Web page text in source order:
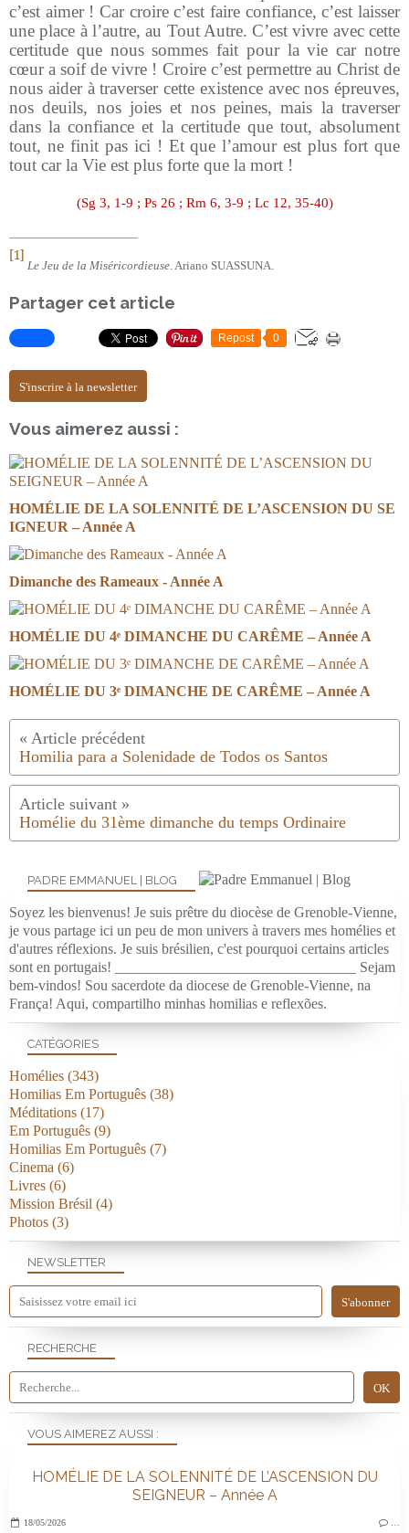
c’est aimer ! Car croire c’est faire confiance, c’est laisser
une place à l’autre, au Tout Autre. C’est vivre avec cette
certitude que nous sommes fait pour la vie car notre
cœur a soif de vivre ! Croire c’est permettre au Christ de
nous aider à traverser cette existence avec nos épreuves,
nos deuils, nos joies et nos peines, mais la traverser
dans la confiance et la certitude que tout, absolument
tout, ne finit pas ici ! Et que l’amour est plus fort que
tout car la Vie est plus forte que la mort !
(Sg 3, 1-9 ; Ps 26 ; Rm 6, 3-9 ; Lc 12, 35-40)
[1]
Le Jeu de la Miséricordieuse. Ariano SUASSUNA.
Partager cet article
Repost 0
S'inscrire à la newsletter
Vous aimerez aussi :
HOMÉLIE DE LA SOLENNITÉ DE L’ASCENSION DU SE
IGNEUR – Année A
Dimanche des Rameaux - Année A
HOMÉLIE DU 4ᵉ DIMANCHE DU CARÊME – Année A
HOMÉLIE DU 3ᵉ DIMANCHE DE CARÊME – Année A
Homilia para a Solenidade de Todos os Santos
Homélie du 31ème dimanche du temps Ordinaire
NEWSLETTER
RECHERCHE
PADRE EMMANUEL | BLOG
Soyez les bienvenus! Je suis prêtre du diocèse de Grenoble-Vienne,
je vous partage ici un peu de mon univers à travers mes homélies et
d'autres réflexions. Je suis brésilien, c'est pourquoi certains articles
sont en portugais! _________________________________ Sejam
bem-vindos! Sou sacerdote da diocese de Grenoble-Vienne, na
França! Aqui, compartilho minhas homilias e reflexões.
VOUS AIMEREZ AUSSI :
HOMÉLIE DE LA SOLENNITÉ DE L’ASCENSION DU
SEIGNEUR – Année A
18/05/2026 …
CATÉGORIES
Homélies (343)
Homilias Em Português (38)
Méditations (17)
Em Português (9)
Homilias Em Português (7)
Cinema (6)
Livres (6)
Mission Brésil (4)
Photos (3)